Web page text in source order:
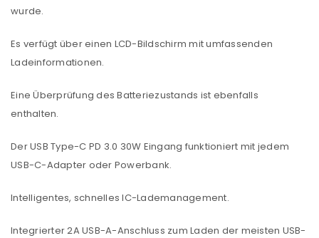
wurde.
Es verfügt über einen LCD-Bildschirm mit umfassenden
Ladeinformationen.
Eine Überprüfung des Batteriezustands ist ebenfalls
enthalten.
Der USB Type-C PD 3.0 30W Eingang funktioniert mit jedem
USB-C-Adapter oder Powerbank.
Intelligentes, schnelles IC-Lademanagement.
Integrierter 2A USB-A-Anschluss zum Laden der meisten USB-